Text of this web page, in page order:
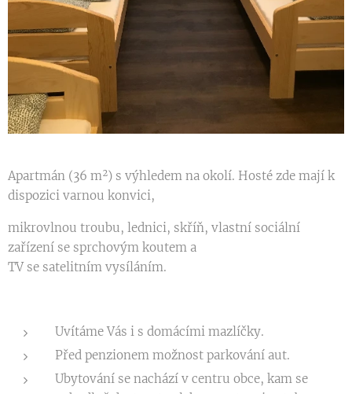
Apartmán (36 m²) s výhledem na okolí. Hosté zde mají k
dispozici varnou konvici,
mikrovlnou troubu, lednici, skříň, vlastní sociální
zařízení se sprchovým koutem a
TV se satelitním vysíláním.
Uvítáme Vás i s domácími mazlíčky.
Před penzionem možnost parkování aut.
Ubytování se nachází v centru obce, kam se